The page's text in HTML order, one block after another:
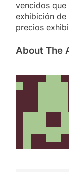
vencidos que
exhibición de
precios
About The